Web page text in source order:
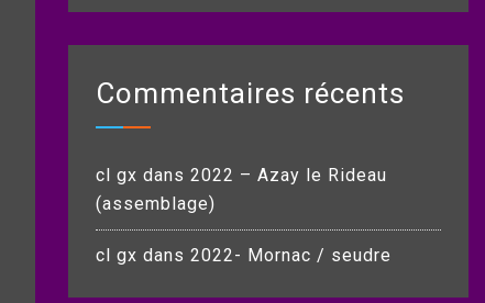
Commentaires récents
cl gx dans 2022 – Azay le Rideau
(assemblage)
cl gx dans 2022- Mornac / seudre